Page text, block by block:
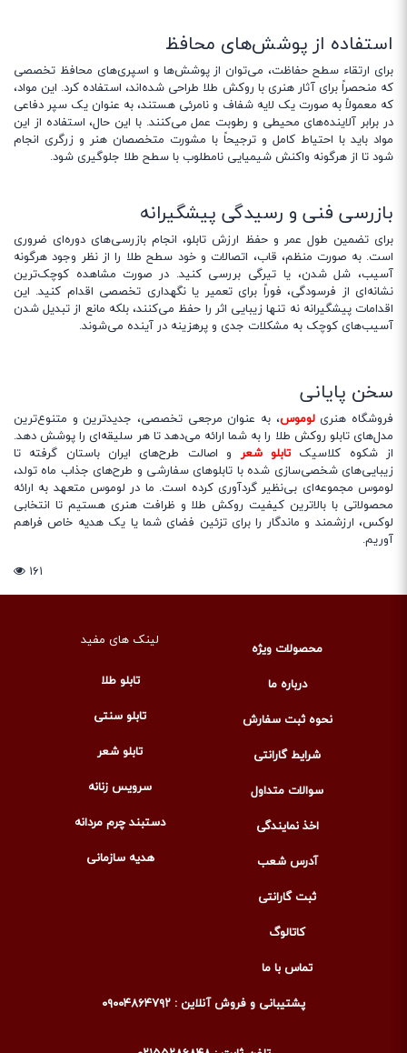
استفاده از پوشش‌های محافظ
برای ارتقاء سطح حفاظت، می‌توان از پوشش‌ها و اسپری‌های محافظ تخصصی
که منحصراً برای آثار هنری با روکش طلا طراحی شده‌اند، استفاده کرد. این مواد،
که معمولاً به صورت یک لایه شفاف و نامرئی هستند، به عنوان یک سپر دفاعی
در برابر آلاینده‌های محیطی و رطوبت عمل می‌کنند. با این حال، استفاده از این
مواد باید با احتیاط کامل و ترجیحاً با مشورت متخصصان هنر و زرگری انجام
شود تا از هرگونه واکنش شیمیایی نامطلوب با سطح طلا جلوگیری شود.
بازرسی فنی و رسیدگی پیشگیرانه
برای تضمین طول عمر و حفظ ارزش تابلو، انجام بازرسی‌های دوره‌ای ضروری
است. به صورت منظم، قاب، اتصالات و خود سطح طلا را از نظر وجود هرگونه
آسیب، شل شدن، یا تیرگی بررسی کنید. در صورت مشاهده کوچک‌ترین
نشانه‌ای از فرسودگی، فوراً برای تعمیر یا نگهداری تخصصی اقدام کنید. این
اقدامات پیشگیرانه نه تنها زیبایی اثر را حفظ می‌کنند، بلکه مانع از تبدیل شدن
آسیب‌های کوچک به مشکلات جدی و پرهزینه در آینده می‌شوند.
سخن پایانی
فروشگاه هنریلوموس، به عنوان مرجعی تخصصی، جدیدترین و متنوع‌ترین
مدل‌های تابلو روکش طلا را به شما ارائه می‌دهد تا هر سلیقه‌ای را پوشش دهد.
از شکوه کلاسیکتابلو شعر و اصالت طرح‌های ایران باستان گرفته تا
زیبایی‌های شخصی‌سازی شده با تابلوهای سفارشی و طرح‌های جذاب ماه تولد،
لوموس مجموعه‌ای بی‌نظیر گردآوری کرده است. ما در لوموس متعهد به ارائه
محصولاتی با بالاترین کیفیت روکش طلا و ظرافت هنری هستیم تا انتخابی
لوکس، ارزشمند و ماندگار را برای تزئین فضای شما یا یک هدیه خاص فراهم
آوریم.
۱۶۱
محصولات ویژه
درباره ما
نحوه ثبت سفارش
شرایط گارانتی
سوالات متداول
اخذ نمایندگی
آدرس شعب
ثبت گارانتی
کاتالوگ
تماس با ما
لینک های مفید
تابلو طلا
تابلو سنتی
تابلو شعر
سرویس زنانه
دستبند چرم مردانه
هدیه سازمانی
پشتیبانی و فروش آنلاین : ۰۹۰۰۴۸۶۴۷۹۲